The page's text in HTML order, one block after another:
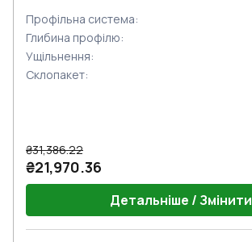
Профільна система:
Глибина профілю:
Ущільнення:
Склопакет:
₴31,386.22
₴21,970.36
Детальніше / Змінити